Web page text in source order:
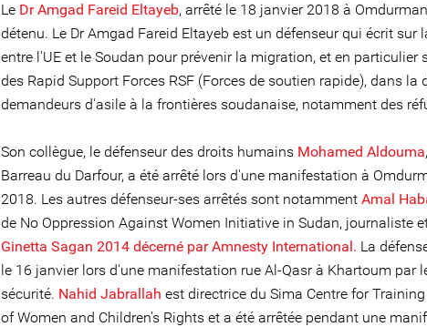
Le Dr Amgad Fareid Eltayeb, arrêté le 18 janvier 2018 à
détenu. Le Dr Amgad Fareid Eltayeb est un défenseur qui écrit sur
entre l'UE et le Soudan pour prévenir la migration, et en particulier
des Rapid Support Forces RSF (Forces de soutien rapide), dans la
demandeurs d'asile à la frontières soudanaise, notamment des
Son collègue, le défenseur des droits humains Mohamed Aldouma
Barreau du Darfour, a été arrêté lors d'une manifestation à
2018. Les autres défenseur-ses arrêtés sont notamment Amal
de No Oppression Against Women Initiative in Sudan, journaliste
Ginetta Sagan 2014 décerné par Amnesty International. La
le 16 janvier lors d'une manifestation rue Al-Qasr à Khartoum par
sécurité. Nahid Jabrallah est directrice du Sima Centre for
of Women and Children's Rights et a été arrêtée pendant une